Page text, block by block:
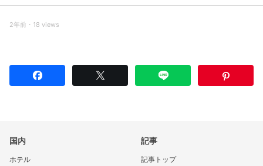
2年前・18 views
国内
ホテル
記事
記事トップ